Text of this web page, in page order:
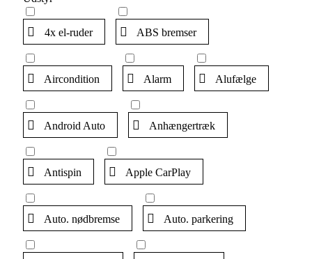
4x el-ruder ABS bremser
Aircondition Alarm Alufælge
Android Auto Anhængertræk
Antispin Apple CarPlay
Auto. nødbremse Auto. parkering